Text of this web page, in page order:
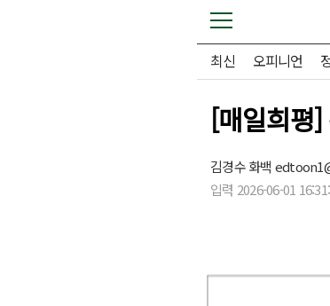
최신 오피니언
[매일희평
김경수 화백
입력 2026-06-01